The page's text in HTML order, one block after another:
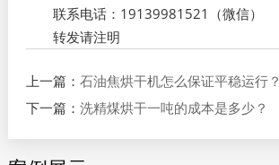
联系电话：19139981521（微信）
转发请注明
上一篇： 石油焦烘干机怎么保证平稳运行？
下一篇： 洗精煤烘干一吨的成本是多少？